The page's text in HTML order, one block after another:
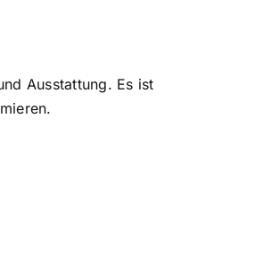
Ausstattung. Es ist